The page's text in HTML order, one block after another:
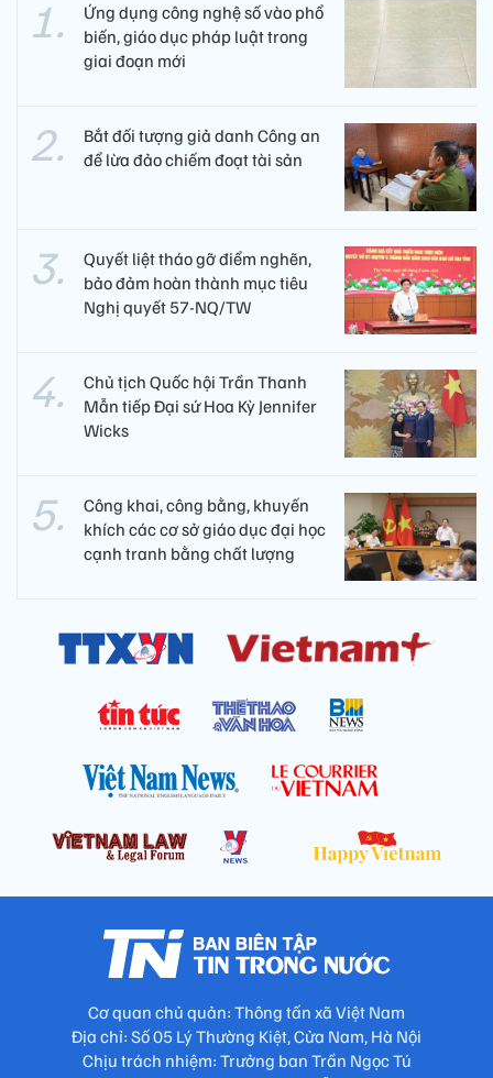
Ứng dụng công nghệ số vào phổ
biến, giáo dục pháp luật trong
giai đoạn mới
Bắt đối tượng giả danh Công an
để lừa đảo chiếm đoạt tài sản
Quyết liệt tháo gỡ điểm nghẽn,
bảo đảm hoàn thành mục tiêu
Nghị quyết 57-NQ/TW
Chủ tịch Quốc hội Trần Thanh
Mẫn tiếp Đại sứ Hoa Kỳ Jennifer
Wicks
Công khai, công bằng, khuyến
khích các cơ sở giáo dục đại học
cạnh tranh bằng chất lượng​